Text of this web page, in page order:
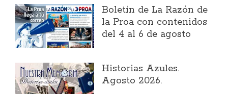
Boletín de La Razón de
la Proa con contenidos
del 4 al 6 de agosto
Historias Azules.
Agosto 2026.